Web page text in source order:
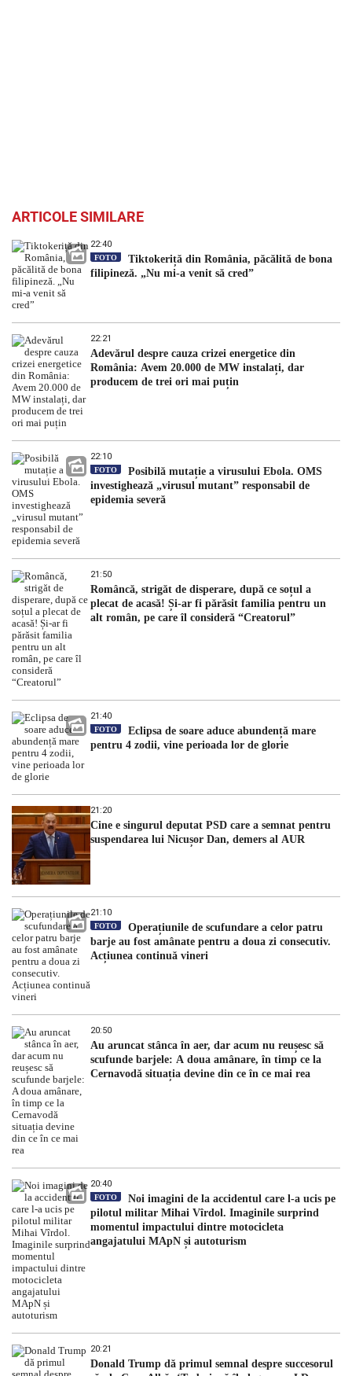
ARTICOLE SIMILARE
22:40
FOTO
Tiktokeriță din România, păcălită de bona
filipineză. „Nu mi-a venit să cred”
22:21
Adevărul despre cauza crizei energetice din
România: Avem 20.000 de MW instalați, dar
producem de trei ori mai puțin
22:10
FOTO
Posibilă mutație a virusului Ebola. OMS
investighează „virusul mutant” responsabil de
epidemia severă
21:50
Româncă, strigăt de disperare, după ce soțul a
plecat de acasă! Și-ar fi părăsit familia pentru un
alt român, pe care îl consideră “Creatorul”
21:40
FOTO
Eclipsa de soare aduce abundență mare
pentru 4 zodii, vine perioada lor de glorie
21:20
Cine e singurul deputat PSD care a semnat pentru
suspendarea lui Nicușor Dan, demers al AUR
21:10
FOTO
Operațiunile de scufundare a celor patru
barje au fost amânate pentru a doua zi consecutiv.
Acțiunea continuă vineri
20:50
Au aruncat stânca în aer, dar acum nu reușesc să
scufunde barjele: A doua amânare, în timp ce la
Cernavodă situația devine din ce în ce mai rea
20:40
FOTO
Noi imagini de la accidentul care l-a ucis pe
pilotul militar Mihai Vîrdol. Imaginile surprind
momentul impactului dintre motocicleta
angajatului MApN și autoturism
20:21
Donald Trump dă primul semnal despre succesorul